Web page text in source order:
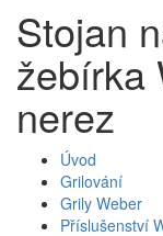
Stojan
žebírka
nerez
Úvod
Grilování
Grily Weber
Příslušenství